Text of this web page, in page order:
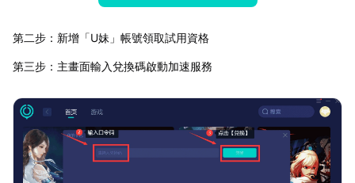
第二步：新增「U妹」帳號領取試用資格
第三步：主畫面輸入兌換碼啟動加速服務